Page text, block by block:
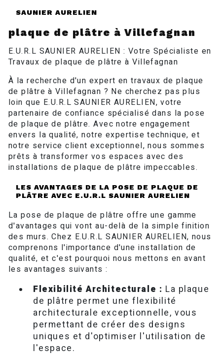
SAUNIER AURELIEN
plaque de plâtre à Villefagnan
E.U.R.L SAUNIER AURELIEN : Votre Spécialiste en
Travaux de plaque de plâtre à Villefagnan
À la recherche d'un expert en travaux de plaque
de plâtre à Villefagnan ? Ne cherchez pas plus
loin que E.U.R.L SAUNIER AURELIEN, votre
partenaire de confiance spécialisé dans la pose
de plaque de plâtre. Avec notre engagement
envers la qualité, notre expertise technique, et
notre service client exceptionnel, nous sommes
prêts à transformer vos espaces avec des
installations de plaque de plâtre impeccables.
LES AVANTAGES DE LA POSE DE PLAQUE DE
PLÂTRE AVEC E.U.R.L SAUNIER AURELIEN
La pose de plaque de plâtre offre une gamme
d'avantages qui vont au-delà de la simple finition
des murs. Chez E.U.R.L SAUNIER AURELIEN, nous
comprenons l'importance d'une installation de
qualité, et c'est pourquoi nous mettons en avant
les avantages suivants :
Flexibilité Architecturale : La plaque
de plâtre permet une flexibilité
architecturale exceptionnelle, vous
permettant de créer des designs
uniques et d'optimiser l'utilisation de
l'espace.